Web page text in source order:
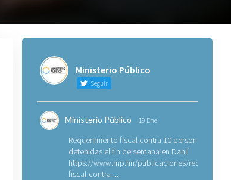
Ministerio Público
Seguir
Ministerio Público 19 Ene
Requerimiento fiscal contra 10 personas
detenidas el fin de semana en Danlí
https://www.mp.hn/publicaciones/
fiscal-contra-...